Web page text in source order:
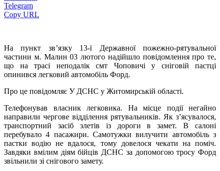
Telegram
Copy URL
На пункт зв’язку 13-ї Державної пожежно-рятувальної
частини м. Малин 03 лютого надійшло повідомлення про те,
що на трасі неподалік смт Чоповичі у сніговій пастці
опинився легковий автомобіль Форд.
Про це повідомляє У ДСНС у Житомирській області.
Телефонував власник легковика. На місце події негайно
направили чергове відділення рятувальників. Як з’ясувалося,
транспортний засіб злетів із дороги в замет. В салоні
перебувало 4 пасажири. Самотужки вилучити автомобіль з
пастки водію не вдалося, тому довелося чекати на поміч.
Завдяки вмілим діям бійців ДСНС за допомогою тросу Форд
звільнили зі снігового замету.